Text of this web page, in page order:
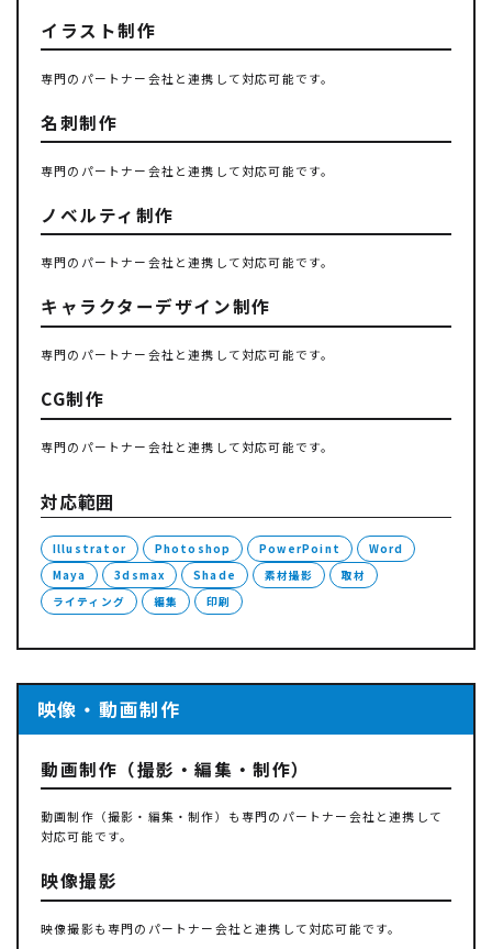
イラスト制作
専門のパートナー会社と連携して対応可能です。
名刺制作
専門のパートナー会社と連携して対応可能です。
ノベルティ制作
専門のパートナー会社と連携して対応可能です。
キャラクターデザイン制作
専門のパートナー会社と連携して対応可能です。
CG制作
専門のパートナー会社と連携して対応可能です。
対応範囲
Illustrator Photoshop PowerPoint
Word
Maya
3dsmax Shade 素材撮影
取材
ライティング
編集 印刷
映像・動画制作
動画制作（撮影・編集・制作）
動画制作（撮影・編集・制作）も専門のパートナー会社と連携して
対応可能です。
映像撮影
映像撮影も専門のパートナー会社と連携して対応可能です。